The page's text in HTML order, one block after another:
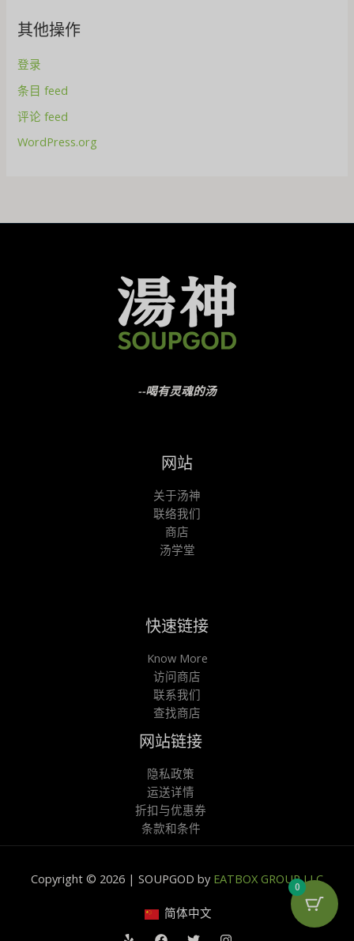
其他操作
登录
条目 feed
评论 feed
WordPress.org
--喝有灵魂的汤
网站
关于汤神
联络我们
商店
汤学堂
快速链接
Know More
访问商店
联系我们
查找商店
网站链接
隐私政策
运送详情
折扣与优惠券
条款和条件
Copyright © 2026 | SOUPGOD by EATBOX GROUP LLC
简体中文
0